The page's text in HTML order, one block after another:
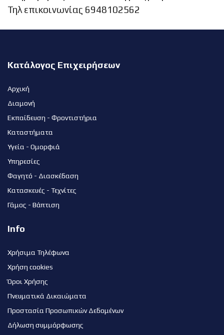
Τηλ επικοινωνίας 6948102562
Κατάλογος Επιχειρήσεων
Αρχική
Διαμονή
Εκπαίδευση - Φροντιστήρια
Καταστήματα
Υγεία - Ομορφιά
Υπηρεσίες
Φαγητό - Διασκέδαση
Κατασκευές - Τεχνίτες
Γάμος - Βάπτιση
Info
Χρήσιμα Τηλέφωνα
Χρήση cookies
Όροι Χρήσης
Πνευματικά Δικαιώματα
Προστασία Προσωπικών Δεδομένων
Δήλωση συμμόρφωσης